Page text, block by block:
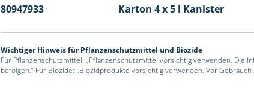
80947933 Karton 4 x 5 l Kanister
Wichtiger Hinweis für Pflanzenschutzmittel und Biozide
Für Pflanzenschutzmittel: „Pflanzenschutzmittel vorsichtig verwenden. Die
befolgen.“ Für Biozide: „Biozidprodukte vorsichtig verwenden. Vor